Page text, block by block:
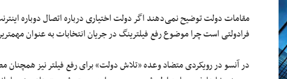
مقامات دولت توضیح نمی‌دهند اگر دولت اختیاری درباره اتصال دوباره
فرادولتی است چرا موضوع رفع فیلترینگ در جریان انتخابات به عنوان
در آنسو در رویکردی متضاد وعده «تلاش دولت» برای رفع فیلتر نیز